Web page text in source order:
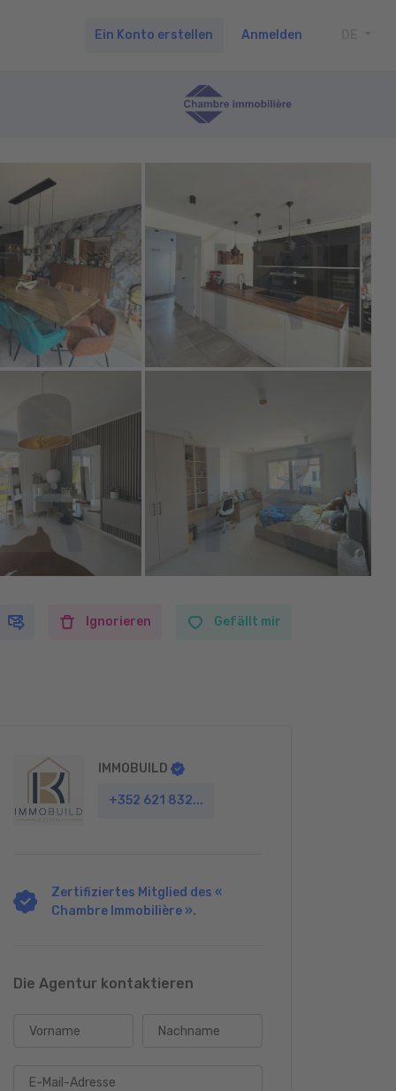
Ein Konto erstellen Anmelden
Ignorieren Gefällt mir
IMMOBUILD
+352 621 832...
Zertifiziertes Mitglied des «
Chambre Immobilière ».
Die Agentur kontaktieren
Vorname Nachname
E-Mail-Adresse